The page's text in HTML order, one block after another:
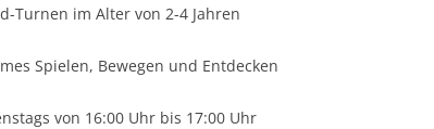
Turnen im Alter von 2-4 Jahren
Spielen, Bewegen und Entdecken
von 16:00 Uhr bis 17:00 Uhr